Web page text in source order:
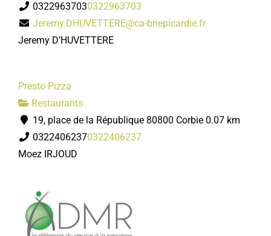
03229637030322963703
Jeremy.DHUVETTERE@ca-briepicardie.fr
Jeremy D’HUVETTERE
Presto Pizza
Restaurants
19, place de la République 80800 Corbie 0.07 km
03224062370322406237
Moez IRJOUD